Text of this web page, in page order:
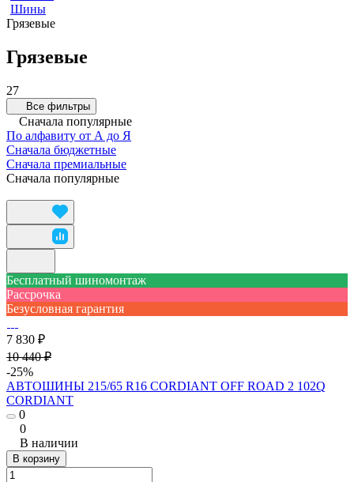
Шины
Грязевые
Грязевые
27
Все фильтры
Сначала популярные
По алфавиту от А до Я
Сначала бюджетные
Сначала премиальные
Сначала популярные
Бесплатный шиномонтаж
Рассрочка
Безусловная гарантия
7 830 ₽
10 440 ₽
-25%
АВТОШИНЫ 215/65 R16 CORDIANT OFF ROAD 2 102Q
CORDIANT
0
0
В наличии
В корзину